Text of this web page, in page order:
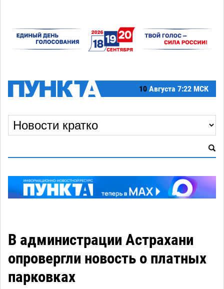
10 Августа 7:22 МСК
В администрации Астрахани
опровергли новость о платных
парковках